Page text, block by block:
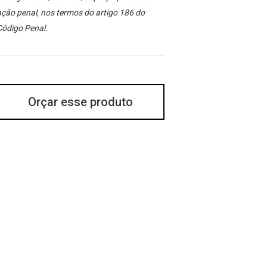
penal, nos termos do artigo 186 do
Penal.
Orçar esse produto